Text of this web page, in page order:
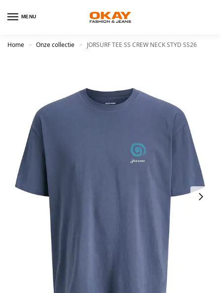
MENU
Home > Onze collectie > JORSURF TEE SS CREW NECK STYD SS26